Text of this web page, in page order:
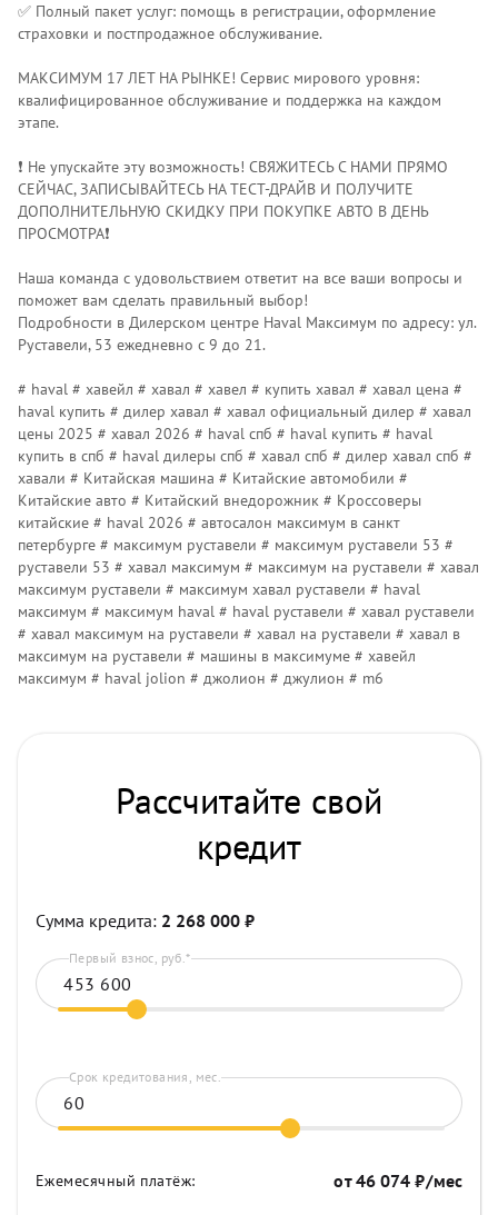
✅ Полный пакет услуг: помощь в регистрации, оформление
страховки и постпродажное обслуживание.
МАКСИМУМ 17 ЛЕТ НА РЫНКЕ! Сервис мирового уровня:
квалифицированное обслуживание и поддержка на каждом
этапе.
❗️ Не упускайте эту возможность! СВЯЖИТЕСЬ С НАМИ ПРЯМО
СЕЙЧАС, ЗАПИСЫВАЙТЕСЬ НА ТЕСТ-ДРАЙВ И ПОЛУЧИТЕ
ДОПОЛНИТЕЛЬНУЮ СКИДКУ ПРИ ПОКУПКЕ АВТО В ДЕНЬ
ПРОСМОТРА❗️
Наша команда с удовольствием ответит на все ваши вопросы и
поможет вам сделать правильный выбор!
Подробности в Дилерском центре Наvаl Максимум по адресу: ул.
Руставели, 53 ежедневно с 9 до 21.
# haval # хавейл # хавал # хавел # купить хавал # хавал цена #
haval купить # дилер хавал # хавал официальный дилер # хавал
цены 2025 # хавал 2026 # haval спб # haval купить # haval
купить в спб # haval дилеры спб # хавал спб # дилер хавал спб #
хавали # Китайская машина # Китайские автомобили #
Китайские авто # Китайский внедорожник # Кроссоверы
китайские # haval 2026 # автосалон максимум в санкт
петербурге # максимум руставели # максимум руставели 53 #
руставели 53 # хавал максимум # максимум на руставели # хавал
максимум руставели # максимум хавал руставели # haval
максимум # максимум haval # haval руставели # хавал руставели
# хавал максимум на руставели # хавал на руставели # хавал в
максимум на руставели # машины в максимуме # хавейл
максимум # haval jolion # джолион # джулион # m6
Рассчитайте свой
кредит
Сумма кредита: 2 268 000 ₽
Первый взнос, руб.*
Срок кредитования, мес.
Ежемесячный платёж: от46 074 ₽/мес